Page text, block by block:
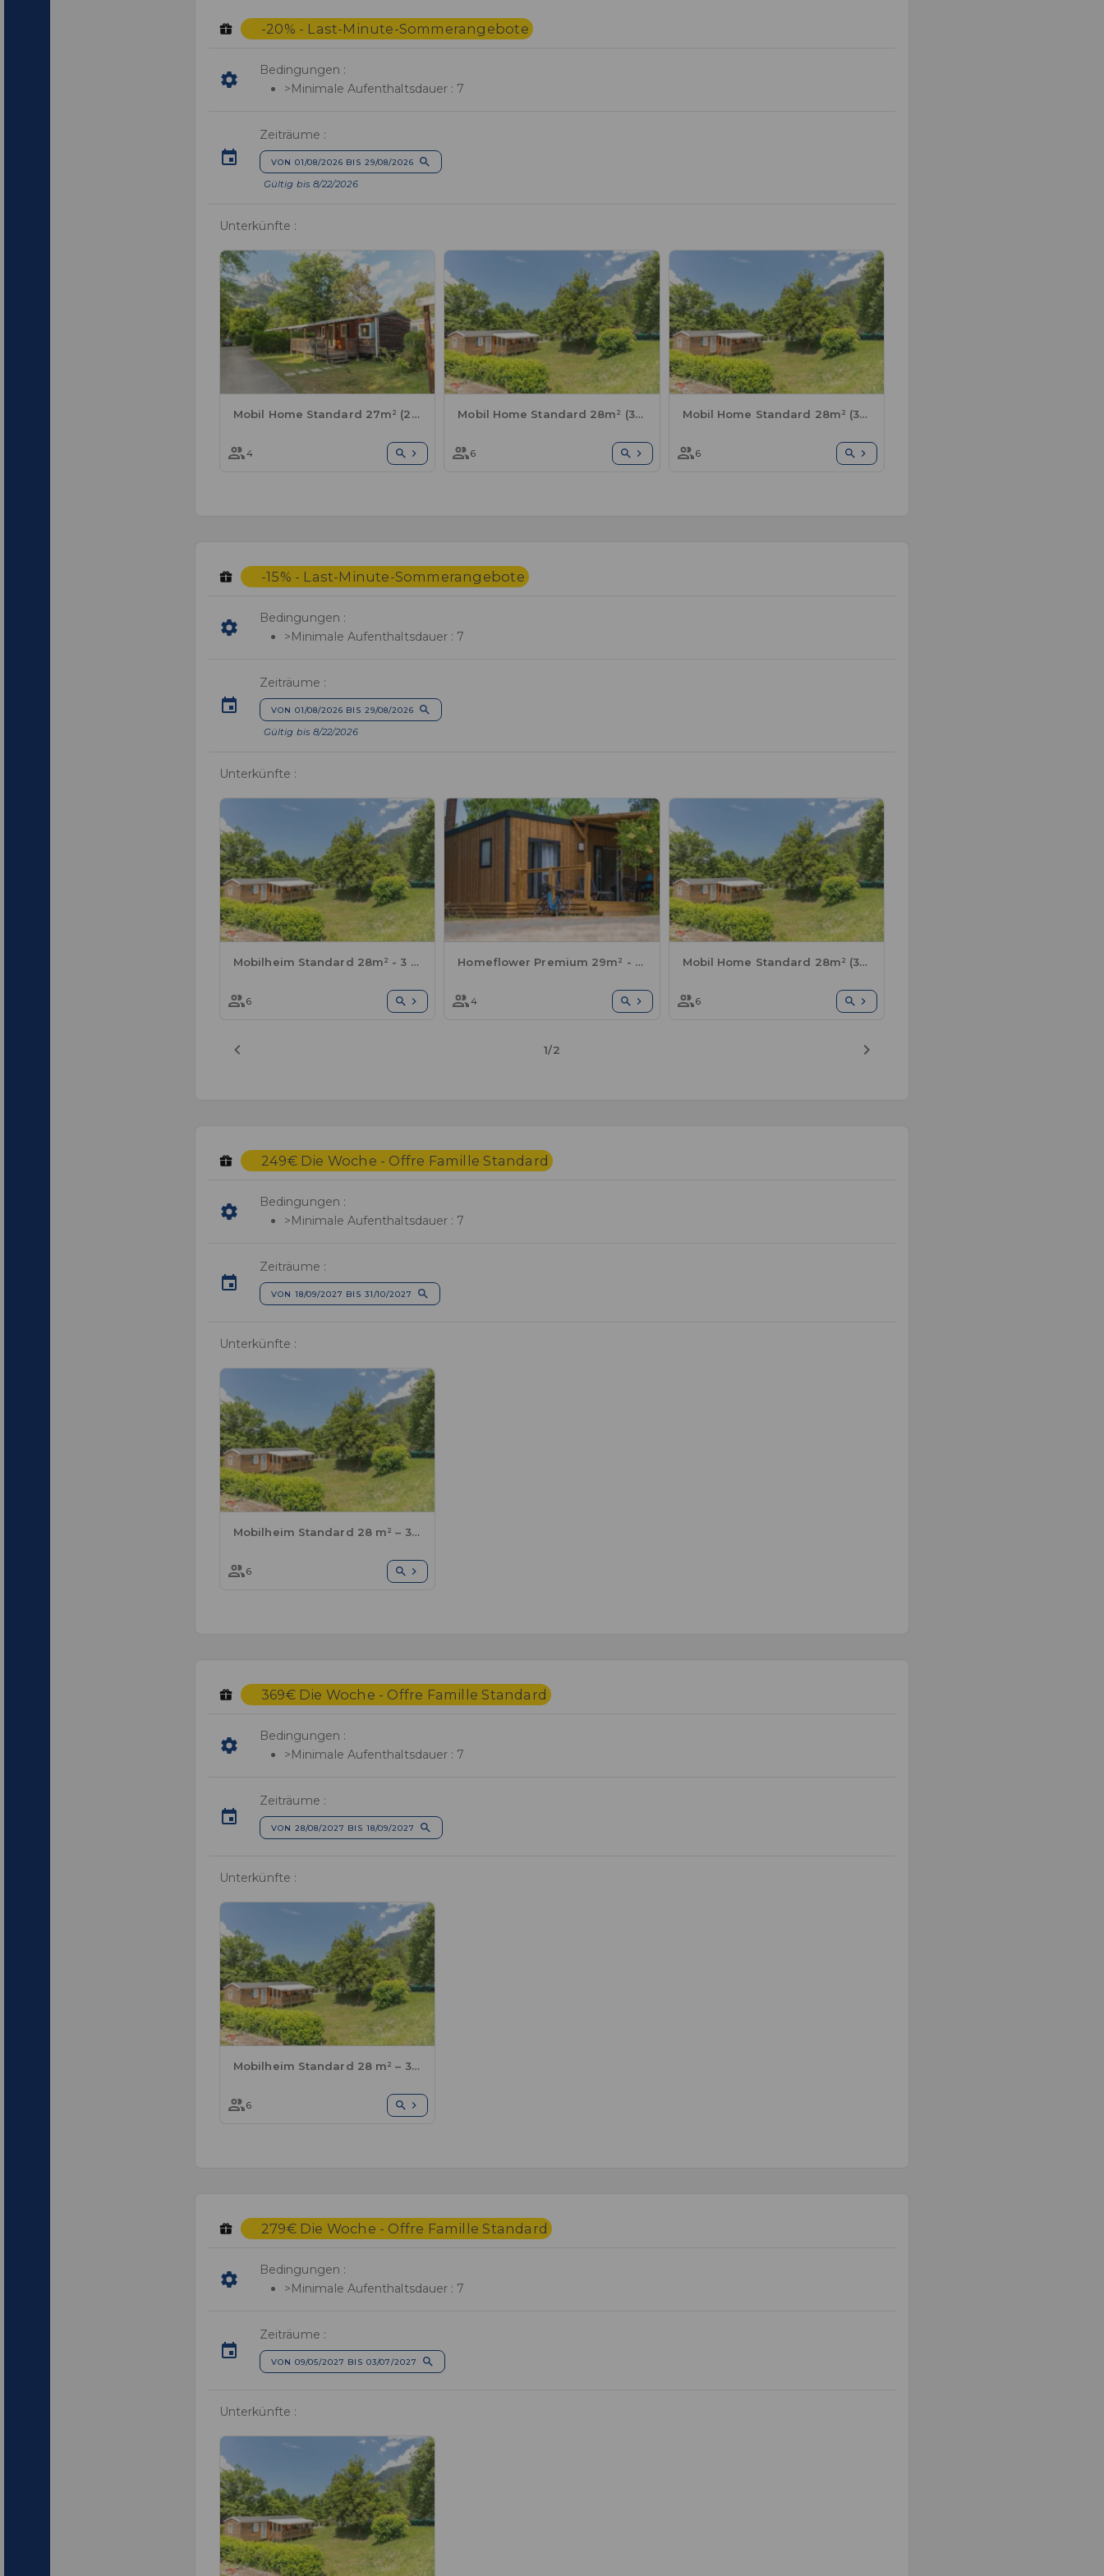
-20% - Last-Minute-Sommerangebote
Bedingungen :
>Minimale Aufenthaltsdauer : 7
Zeiträume :
VON 01/08/2026 BIS 29/08/2026
Gültig bis 8/22/2026
Unterkünfte :
Mobil Home Standard 27m² (2Sch-4Pers) + TV + Terrasse - 7N
4
Mobil Home Standard 28m² (3Sch-6Pers) + Terrasse - 7N
6
Mobil Home Standard 28m² (3Sch-6Pers) + TV + Terrasse - 7N
6
-15% - Last-Minute-Sommerangebote
Bedingungen :
>Minimale Aufenthaltsdauer : 7
Zeiträume :
VON 01/08/2026 BIS 29/08/2026
Gültig bis 8/22/2026
Unterkünfte :
Mobilheim Standard 28m² - 3 Schlafzimmer + TV + Terrasse
6
Homeflower Premium 29m² - 2 Schlafzimmer + Halbüberdachte Terrasse + TV + Klim +Bettwäsche inklusive
4
Mobil Home Standard 28m² (3Sch-6Pers) + Terrasse - 7N
6
1/2
249€ Die Woche - Offre Famille Standard
Bedingungen :
>Minimale Aufenthaltsdauer : 7
Zeiträume :
VON 18/09/2027 BIS 31/10/2027
Unterkünfte :
Mobilheim Standard 28 m² – 3 Schlafzimmer + TV + Terrasse + Klimaanlage
6
369€ Die Woche - Offre Famille Standard
Bedingungen :
>Minimale Aufenthaltsdauer : 7
Zeiträume :
VON 28/08/2027 BIS 18/09/2027
Unterkünfte :
Mobilheim Standard 28 m² – 3 Schlafzimmer + TV + Terrasse + Klimaanlage
6
279€ Die Woche - Offre Famille Standard
Bedingungen :
>Minimale Aufenthaltsdauer : 7
Zeiträume :
VON 09/05/2027 BIS 03/07/2027
Unterkünfte :